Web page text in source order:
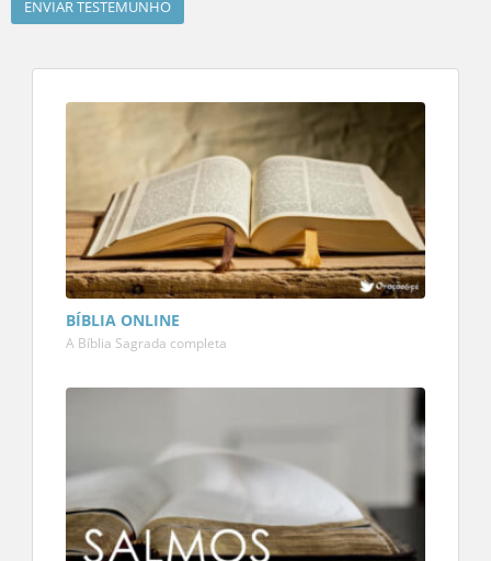
BÍBLIA ONLINE
A Bíblia Sagrada completa